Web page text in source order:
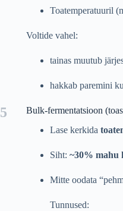
Toatemperatuuril
Voltide vahel:
tainas muutub
hakkab paremini
5
Bulk-fermentatsioon
Lase kerkida
Siht: ~30% mahu
Mitte oodata
Tunnused: